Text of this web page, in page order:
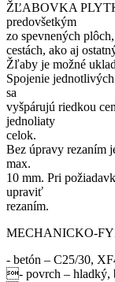
ŽĽABOVKA
predovšetkým
zo spevnených
cestách, ako aj
Žľaby je možné
Spojenie
sa
vyšpárujú riedkou
jednoliaty
celok.
Bez úpravy rezaním
max.
10 mm. Pri
upraviť
rezaním.
MECHANICKO-
- betón – C25/30,
- povrch – hladký,